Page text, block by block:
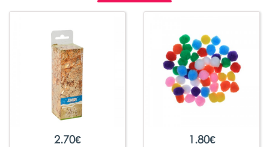
2.70€ 1.80€